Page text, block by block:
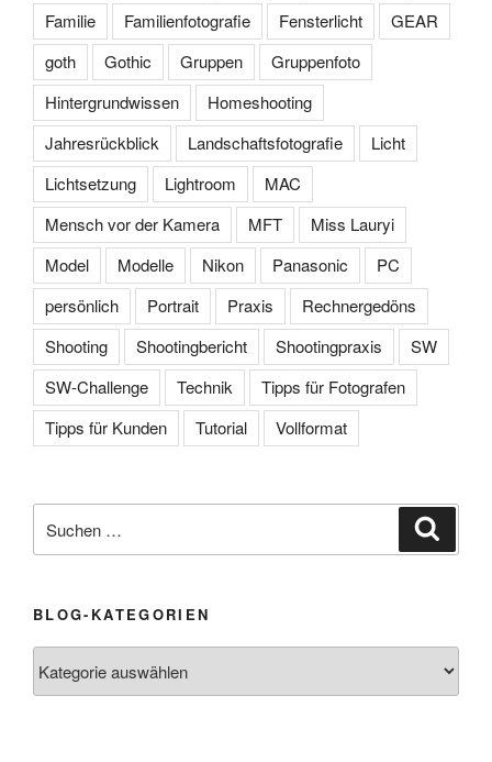
Familie
Familienfotografie Fensterlicht
GEAR
goth
Gothic Gruppen
Gruppenfoto
Hintergrundwissen
Homeshooting
Jahresrückblick
Landschaftsfotografie
Licht
Lichtsetzung
Lightroom
MAC
Mensch vor der Kamera
MFT
Miss Lauryi
Model
Modelle Nikon Panasonic
PC
persönlich
Portrait Praxis
Rechnergedöns
Shooting
Shootingbericht Shootingpraxis
SW
SW-Challenge
Technik
Tipps für Fotografen
Tipps für Kunden
Tutorial Vollformat
nach:
BLOG-KATEGORIEN
Kategorien